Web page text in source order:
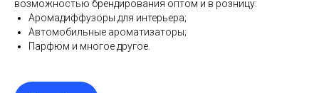
возможностью брендирования оптом и в розницу:
Аромадиффузоры для интерьера;
Автомобильные ароматизаторы;
Парфюм и многое другое.